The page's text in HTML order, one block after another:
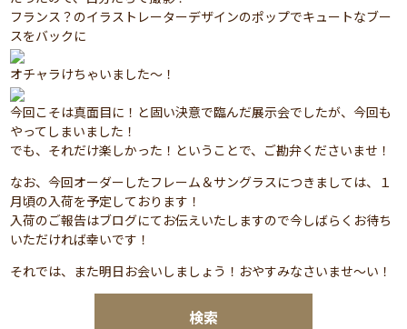
検索
フランス？のイラストレーターデザインのポップでキュートなブー
スをバックに
オチャラけちゃいました～！
今回こそは真面目に！と固い決意で臨んだ展示会でしたが、今回も
やってしまいました！
でも、それだけ楽しかった！ということで、ご勘弁くださいませ！
なお、今回オーダーしたフレーム＆サングラスにつきましては、１
月頃の入荷を予定しております！
入荷のご報告はブログにてお伝えいたしますので今しばらくお待ち
いただければ幸いです！
それでは、また明日お会いしましょう！おやすみなさいませ～い！